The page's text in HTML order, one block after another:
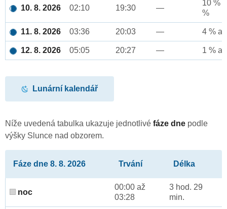
10. 8. 2026 02:10 19:30 —
10 %
%
11. 8. 2026 03:36 20:03 — 4 %
12. 8. 2026 05:05 20:27 — 1 %
Lunární kalendář
Níže uvedená tabulka ukazuje jednotlivé fáze dne podle
výšky Slunce nad obzorem.
Fáze dne 8. 8. 2026 Trvání Délka
noc
00:00 až
03:28
3 hod. 29
min.